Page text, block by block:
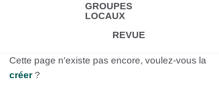
GROUPES
LOCAUX
REVUE
Cette page n'existe pas encore, voulez-vous la
créer?